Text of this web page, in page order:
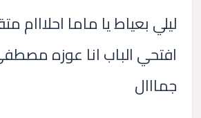
ليلي بعياط يا ماما احلااام
افتحي الباب انا عوزه
جمااال